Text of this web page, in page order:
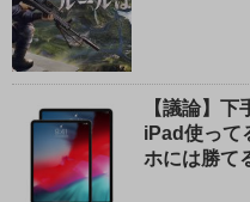
【議論】
iPad使って
ホには勝て